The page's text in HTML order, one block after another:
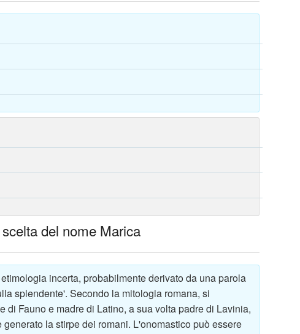
del nome Marica
incerta, probabilmente derivato da una parola
splendente'. Secondo la mitologia romana, si
di Fauno e madre di Latino, a sua volta padre di Lavinia,
la stirpe dei romani. L'onomastico può essere